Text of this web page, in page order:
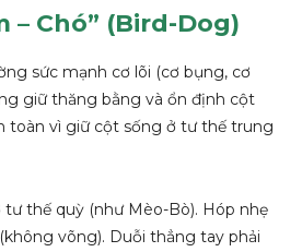
– Chó” (Bird-Dog)
sức mạnh cơ lõi (cơ bụng, cơ
giữ thăng bằng và ổn định cột
toàn vì giữ cột sống ở tư thế trung
tư thế quỳ (như Mèo-Bò). Hóp nhẹ
võng). Duỗi thẳng tay phải